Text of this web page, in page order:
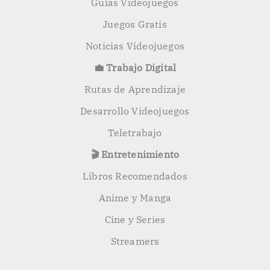
Guías Videojuegos
Juegos Gratis
Noticias Videojuegos
💼 Trabajo Digital
Rutas de Aprendizaje
Desarrollo Videojuegos
Teletrabajo
🎬 Entretenimiento
Libros Recomendados
Anime y Manga
Cine y Series
Streamers